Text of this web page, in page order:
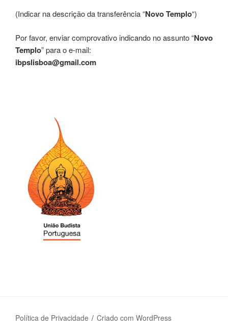
(Indicar na descrição da transferência “Novo Templo“)
Por favor, enviar comprovativo indicando no assunto “Novo
Templo” para o e-mail:
ibpslisboa@gmail.com
Política de Privacidade Criado com WordPress